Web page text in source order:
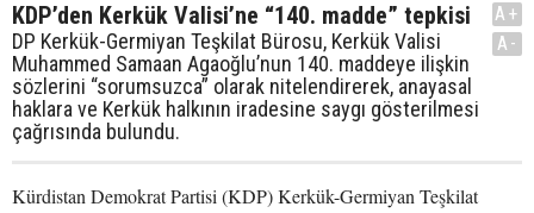
KDP’den Kerkük Valisi’ne “140. madde” tepkisi
DP Kerkük-Germiyan Teşkilat Bürosu, Kerkük Valisi
Muhammed Samaan Agaoğlu’nun 140. maddeye ilişkin
sözlerini “sorumsuzca” olarak nitelendirerek, anayasal
haklara ve Kerkük halkının iradesine saygı gösterilmesi
çağrısında bulundu.
A+
A-
Kürdistan Demokrat Partisi (KDP) Kerkük-Germiyan Teşkilat